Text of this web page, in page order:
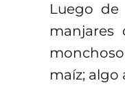
Luego de
manjares
maíz; algo